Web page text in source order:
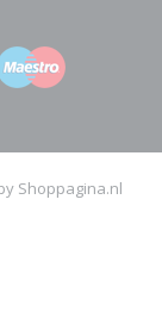
Shoppagina.nl